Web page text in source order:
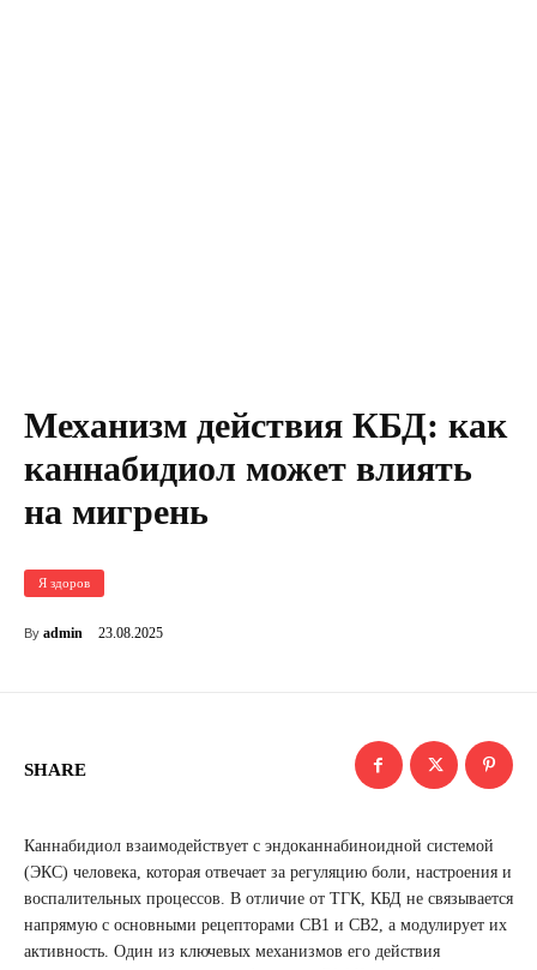
Механизм действия КБД: как
каннабидиол может влиять
на мигрень
Я здоров
By admin 23.08.2025
SHARE
Каннабидиол взаимодействует с эндоканнабиноидной системой
(ЭКС) человека, которая отвечает за регуляцию боли, настроения и
воспалительных процессов. В отличие от ТГК, КБД не связывается
напрямую с основными рецепторами CB1 и CB2, а модулирует их
активность. Один из ключевых механизмов его действия